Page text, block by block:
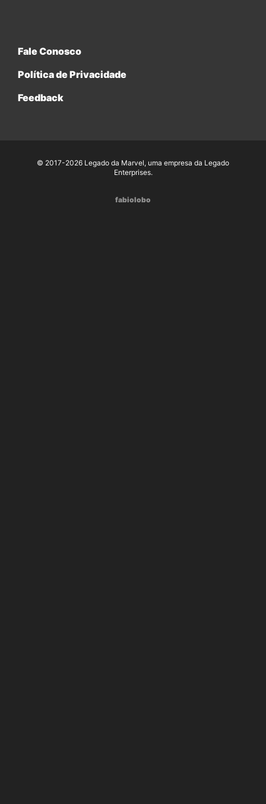
Fale Conosco
Política de Privacidade
Feedback
© 2017-2026 Legado da Marvel, uma empresa da Legado
Enterprises.
fabiolobo